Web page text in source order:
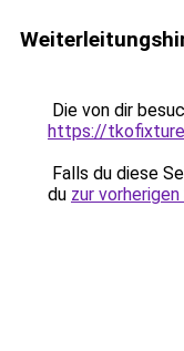
Die von dir
https://
Falls du diese
du zur